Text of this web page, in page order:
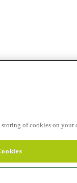
of cookies on your